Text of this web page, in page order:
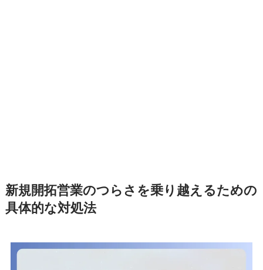
新規開拓営業のつらさを乗り越えるための
具体的な対処法